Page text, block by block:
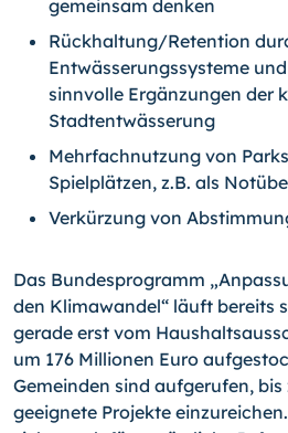
gemeinsam denken
Rückhaltung/Retention
Entwässerungssysteme
sinnvolle Ergänzungen der
Stadtentwässerung
Mehrfachnutzung von
Spielplätzen, z.B. als
Verkürzung von
Das Bundesprogramm
den Klimawandel“ läuft bereits
gerade erst vom
um 176 Millionen Euro
Gemeinden sind aufgerufen, bis
geeignete Projekte einzureichen.